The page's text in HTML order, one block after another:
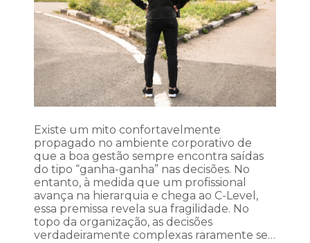
Existe um mito confortavelmente
propagado no ambiente corporativo de
que a boa gestão sempre encontra saídas
do tipo “ganha-ganha” nas decisões. No
entanto, à medida que um profissional
avança na hierarquia e chega ao C-Level,
essa premissa revela sua fragilidade. No
topo da organização, as decisões
verdadeiramente complexas raramente se…